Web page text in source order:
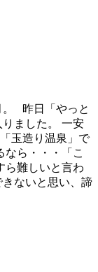
。 昨日「やっと
ました。 一安
玉造り温泉」で
なら・・・「こ
ら難しいと言わ
ないと思い、諦